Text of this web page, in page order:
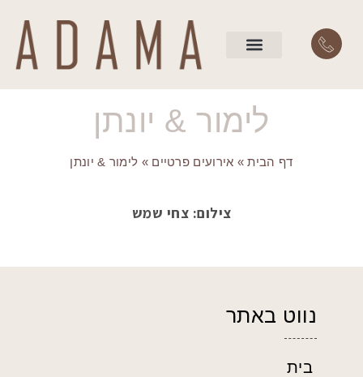
לימור & יונתן
דף הבית» אירועים פרטיים » לימור & יונתן
צילום: צחי שמש
נווט באתר
בית